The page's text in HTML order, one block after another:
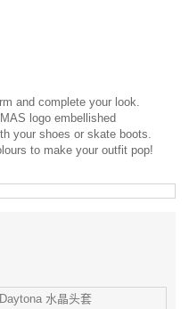
and complete your look.
logo embellished
your shoes or skate boots.
to make your outfit pop!
水晶头套